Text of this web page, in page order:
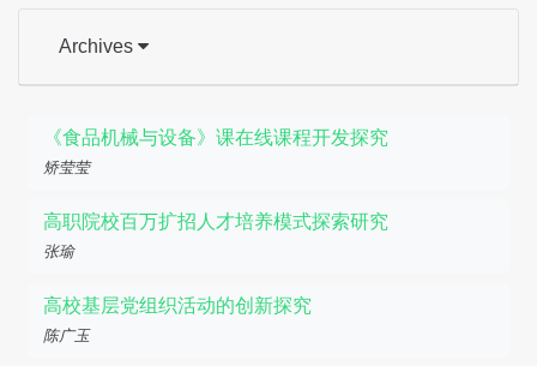
Archives
《食品机械与设备》课在线课程开发探究
矫莹莹
高职院校百万扩招人才培养模式探索研究
张瑜
高校基层党组织活动的创新探究
陈广玉